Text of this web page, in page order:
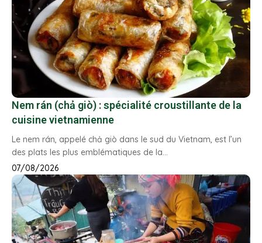
Nem rán (chả giò) : spécialité croustillante de la
cuisine vietnamienne
Le nem rán, appelé chả giò dans le sud du Vietnam, est l’un
des plats les plus emblématiques de la…
07/08/2026